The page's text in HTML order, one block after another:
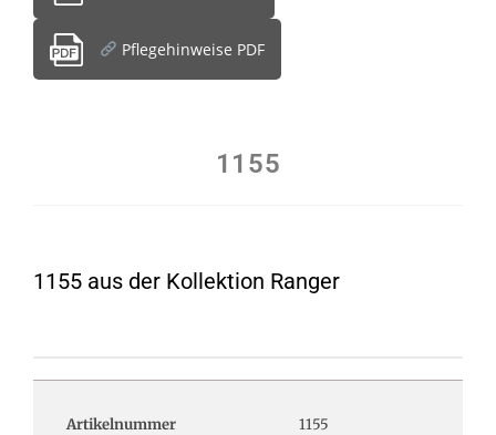
Pflegehinweise PDF
1155
1155 aus der Kollektion Ranger
Artikelnummer 1155